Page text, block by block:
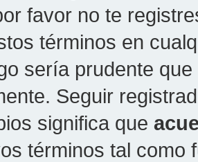
favor no te
términos en
sería prudente
Seguir
significa que
términos tal como